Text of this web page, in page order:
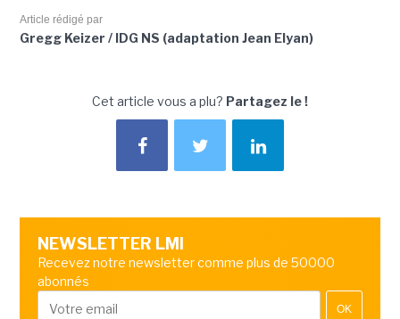
Article rédigé par
Gregg Keizer / IDG NS (adaptation Jean Elyan)
Cet article vous a plu? Partagez le !
NEWSLETTER LMI
Recevez notre newsletter comme plus de 50000
abonnés
OK